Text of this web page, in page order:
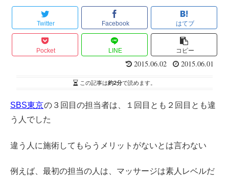
Twitter Facebook はてブ
Pocket LINE コピー
2015.06.02 2015.06.01
この記事は約2分で読めます。
SBS東京の３回目の担当者は、１回目とも２回目とも違
う人でした
違う人に施術してもらうメリットがないとは言わない
例えば、最初の担当の人は、マッサージは素人レベルだ